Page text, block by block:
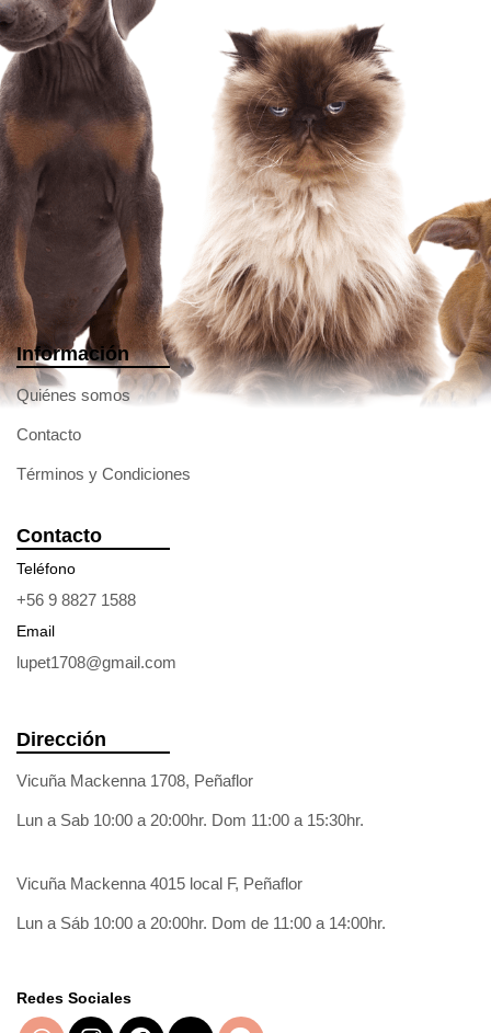
Información
Quiénes somos
Contacto
Términos y Condiciones
Contacto
Teléfono
+56 9 8827 1588
Email
lupet1708@gmail.com
Dirección
Vicuña Mackenna 1708, Peñaflor
Lun a Sab 10:00 a 20:00hr. Dom 11:00 a 15:30hr.
Vicuña Mackenna 4015 local F, Peñaflor
Lun a Sáb 10:00 a 20:00hr. Dom de 11:00 a 14:00hr.
Redes Sociales